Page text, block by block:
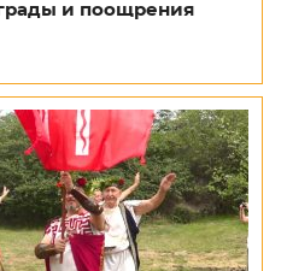
и поощрения